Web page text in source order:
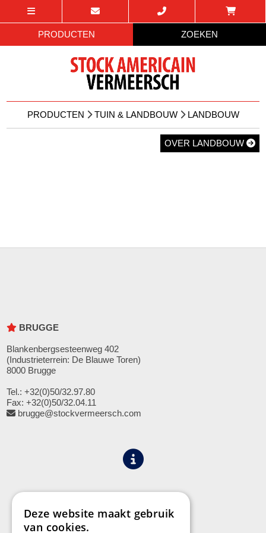
PRODUCTEN ZOEKEN
PRODUCTEN TUIN & LANDBOUW LANDBOUW
OVER LANDBOUW
BRUGGE
Blankenbergsesteenweg 402
(Industrieterrein: De Blauwe Toren)
8000 Brugge
Tel.: +32(0)50/32.97.80
Fax: +32(0)50/32.04.11
brugge@stockvermeersch.com
Deze website maakt gebruik
van cookies.